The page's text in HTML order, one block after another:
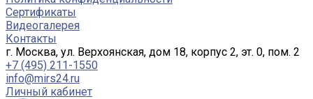
Сертификаты
Видеогалерея
Контакты
г. Москва, ул. Верхоянская, дом 18, корпус 2, эт. 0, пом. 2
+7 (495) 211-1550
info@mirs24.ru
Личный кабинет